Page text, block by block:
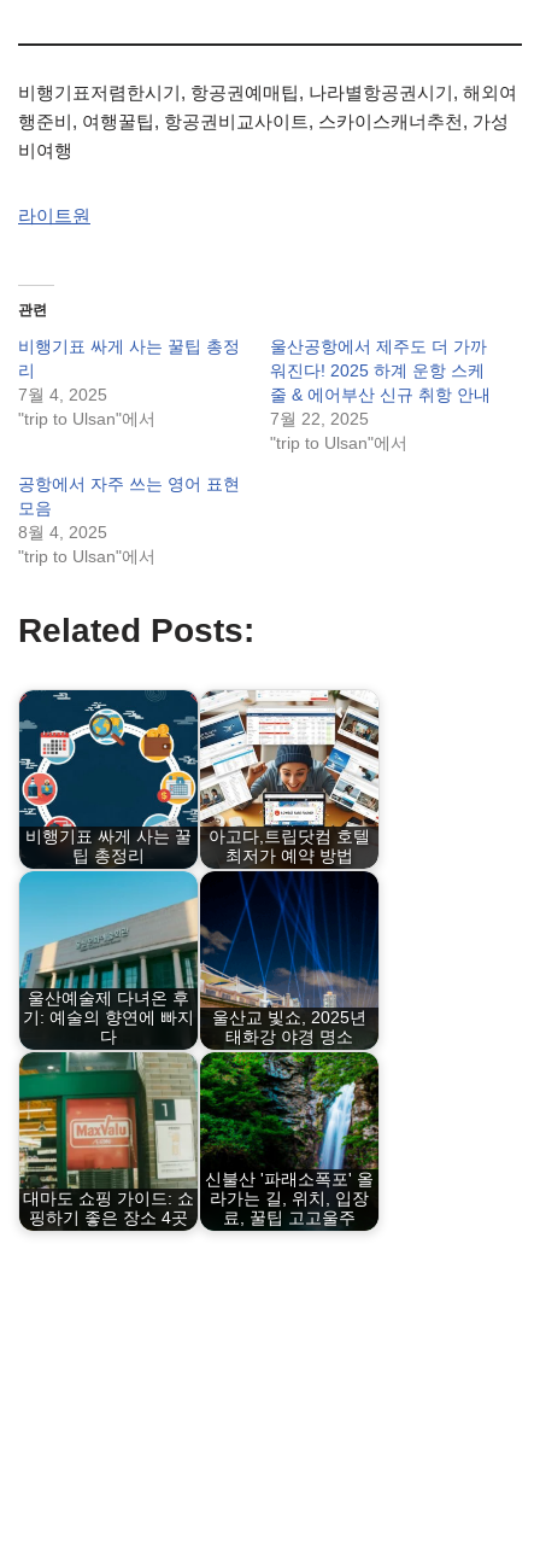
비행기표저렴한시기, 항공권예매팁, 나라별항공권시기, 해외여
행준비, 여행꿀팁, 항공권비교사이트, 스카이스캐너추천, 가성
비여행
라이트원
관련
비행기표 싸게 사는 꿀팁 총정
리
7월 4, 2025
"trip to Ulsan"에서
울산공항에서 제주도 더 가까
워진다! 2025 하계 운항 스케
줄 & 에어부산 신규 취항 안내
7월 22, 2025
"trip to Ulsan"에서
공항에서 자주 쓰는 영어 표현
모음
8월 4, 2025
"trip to Ulsan"에서
Related Posts:
비행기표 싸게 사는 꿀
팁 총정리
아고다,트립닷컴 호텔
최저가 예약 방법
울산예술제 다녀온 후
기: 예술의 향연에 빠지
다
울산교 빛쇼, 2025년
태화강 야경 명소
대마도 쇼핑 가이드: 쇼
핑하기 좋은 장소 4곳
신불산 '파래소폭포' 올
라가는 길, 위치, 입장
료, 꿀팁 고고울주